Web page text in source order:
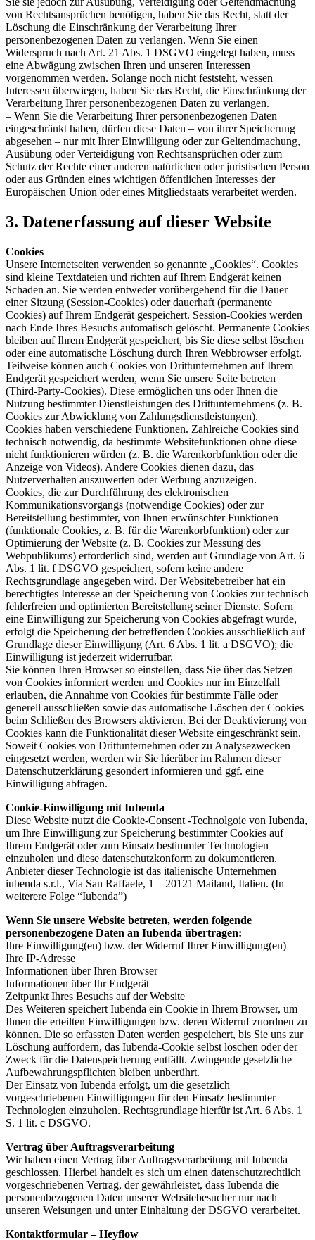
von Rechtsansprüchen benötigen, haben Sie das Recht, statt der
Löschung die Einschränkung der Verarbeitung Ihrer
personenbezogenen Daten zu verlangen. Wenn Sie einen
Widerspruch nach Art. 21 Abs. 1 DSGVO eingelegt haben, muss
eine Abwägung zwischen Ihren und unseren Interessen
vorgenommen werden. Solange noch nicht feststeht, wessen
Interessen überwiegen, haben Sie das Recht, die Einschränkung der
Verarbeitung Ihrer personenbezogenen Daten zu verlangen.
– Wenn Sie die Verarbeitung Ihrer personenbezogenen Daten
eingeschränkt haben, dürfen diese Daten – von ihrer Speicherung
abgesehen – nur mit Ihrer Einwilligung oder zur Geltendmachung,
Ausübung oder Verteidigung von Rechtsansprüchen oder zum
Schutz der Rechte einer anderen natürlichen oder juristischen Person
oder aus Gründen eines wichtigen öffentlichen Interesses der
Europäischen Union oder eines Mitgliedstaats verarbeitet werden.
3. Datenerfassung auf dieser Website
Cookies
Unsere Internetseiten verwenden so genannte „Cookies“. Cookies
sind kleine Textdateien und richten auf Ihrem Endgerät keinen
Schaden an. Sie werden entweder vorübergehend für die Dauer
einer Sitzung (Session-Cookies) oder dauerhaft (permanente
Cookies) auf Ihrem Endgerät gespeichert. Session-Cookies werden
nach Ende Ihres Besuchs automatisch gelöscht. Permanente Cookies
bleiben auf Ihrem Endgerät gespeichert, bis Sie diese selbst löschen
oder eine automatische Löschung durch Ihren Webbrowser erfolgt.
Teilweise können auch Cookies von Drittunternehmen auf Ihrem
Endgerät gespeichert werden, wenn Sie unsere Seite betreten
(Third-Party-Cookies). Diese ermöglichen uns oder Ihnen die
Nutzung bestimmter Dienstleistungen des Drittunternehmens (z. B.
Cookies zur Abwicklung von Zahlungsdienstleistungen).
Cookies haben verschiedene Funktionen. Zahlreiche Cookies sind
technisch notwendig, da bestimmte Websitefunktionen ohne diese
nicht funktionieren würden (z. B. die Warenkorbfunktion oder die
Anzeige von Videos). Andere Cookies dienen dazu, das
Nutzerverhalten auszuwerten oder Werbung anzuzeigen.
Cookies, die zur Durchführung des elektronischen
Kommunikationsvorgangs (notwendige Cookies) oder zur
Bereitstellung bestimmter, von Ihnen erwünschter Funktionen
(funktionale Cookies, z. B. für die Warenkorbfunktion) oder zur
Optimierung der Website (z. B. Cookies zur Messung des
Webpublikums) erforderlich sind, werden auf Grundlage von Art. 6
Abs. 1 lit. f DSGVO gespeichert, sofern keine andere
Rechtsgrundlage angegeben wird. Der Websitebetreiber hat ein
berechtigtes Interesse an der Speicherung von Cookies zur technisch
fehlerfreien und optimierten Bereitstellung seiner Dienste. Sofern
eine Einwilligung zur Speicherung von Cookies abgefragt wurde,
erfolgt die Speicherung der betreffenden Cookies ausschließlich auf
Grundlage dieser Einwilligung (Art. 6 Abs. 1 lit. a DSGVO); die
Einwilligung ist jederzeit widerrufbar.
Sie können Ihren Browser so einstellen, dass Sie über das Setzen
von Cookies informiert werden und Cookies nur im Einzelfall
erlauben, die Annahme von Cookies für bestimmte Fälle oder
generell ausschließen sowie das automatische Löschen der Cookies
beim Schließen des Browsers aktivieren. Bei der Deaktivierung von
Cookies kann die Funktionalität dieser Website eingeschränkt sein.
Soweit Cookies von Drittunternehmen oder zu Analysezwecken
eingesetzt werden, werden wir Sie hierüber im Rahmen dieser
Datenschutzerklärung gesondert informieren und ggf. eine
Einwilligung abfragen.
Cookie-Einwilligung mit Iubenda
Diese Website nutzt die Cookie-Consent -Technolgoie von Iubenda,
um Ihre Einwilligung zur Speicherung bestimmter Cookies auf
Ihrem Endgerät oder zum Einsatz bestimmter Technologien
einzuholen und diese datenschutzkonform zu dokumentieren.
Anbieter dieser Technologie ist das italienische Unternehmen
iubenda s.r.l., Via San Raffaele, 1 – 20121 Mailand, Italien. (In
weiterere Folge “Iubenda”)
Wenn Sie unsere Website betreten, werden folgende
personenbezogene Daten an Iubenda übertragen:
Ihre Einwilligung(en) bzw. der Widerruf Ihrer Einwilligung(en)
Ihre IP-Adresse
Informationen über Ihren Browser
Informationen über Ihr Endgerät
Zeitpunkt Ihres Besuchs auf der Website
Des Weiteren speichert Iubenda ein Cookie in Ihrem Browser, um
Ihnen die erteilten Einwilligungen bzw. deren Widerruf zuordnen zu
können. Die so erfassten Daten werden gespeichert, bis Sie uns zur
Löschung auffordern, das Iubenda-Cookie selbst löschen oder der
Zweck für die Datenspeicherung entfällt. Zwingende gesetzliche
Aufbewahrungspflichten bleiben unberührt.
Der Einsatz von Iubenda erfolgt, um die gesetzlich
vorgeschriebenen Einwilligungen für den Einsatz bestimmter
Technologien einzuholen. Rechtsgrundlage hierfür ist Art. 6 Abs. 1
S. 1 lit. c DSGVO.
Vertrag über Auftragsverarbeitung
Wir haben einen Vertrag über Auftragsverarbeitung mit Iubenda
geschlossen. Hierbei handelt es sich um einen datenschutzrechtlich
vorgeschriebenen Vertrag, der gewährleistet, dass Iubenda die
personenbezogenen Daten unserer Websitebesucher nur nach
unseren Weisungen und unter Einhaltung der DSGVO verarbeitet.
Kontaktformular – Heyflow